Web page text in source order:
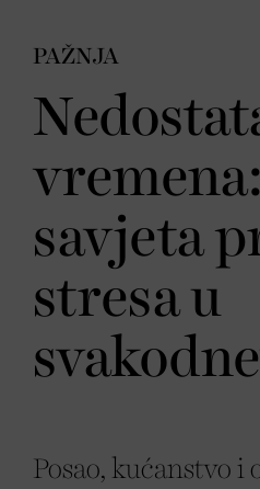
PAŽNJA
savjeta
stresa u
Posao, kućanstvo i